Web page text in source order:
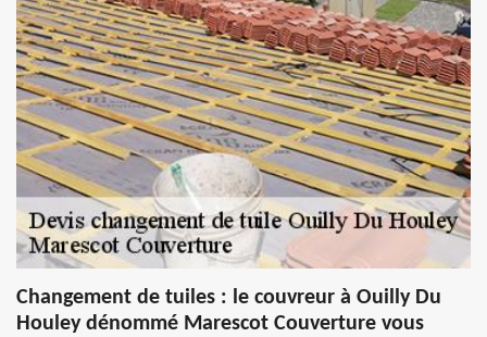
Changement de tuiles : le couvreur à Ouilly Du
Houley dénommé Marescot Couverture vous